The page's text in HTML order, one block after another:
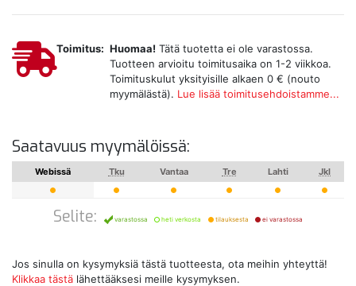
Toimitus: Huomaa! Tätä tuotetta ei ole varastossa.
Tuotteen arvioitu toimitusaika on 1-2 viikkoa.
Toimituskulut yksityisille alkaen 0 € (nouto
myymälästä). Lue lisää toimitusehdoistamme...
Saatavuus myymälöissä:
Webissä Tku Vantaa Tre Lahti Jkl
Selite: varastossa heti verkosta tilauksesta ei varastossa
Jos sinulla on kysymyksiä tästä tuotteesta, ota meihin yhteyttä!
Klikkaa tästä lähettääksesi meille kysymyksen.